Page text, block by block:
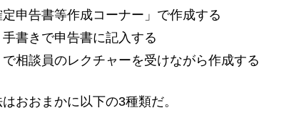
申告書等作成コーナー」で作成する
書きで申告書に記入する
相談員のレクチャーを受けながら作成する
おおまかに以下の3種類だ。